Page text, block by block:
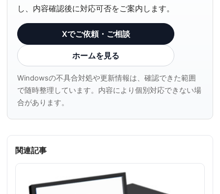
し、内容確認後に対応可否をご案内します。
Xでご依頼・ご相談
ホームを見る
Windowsの不具合対処や更新情報は、確認できた範囲
で随時整理しています。内容により個別対応できない場
合があります。
関連記事